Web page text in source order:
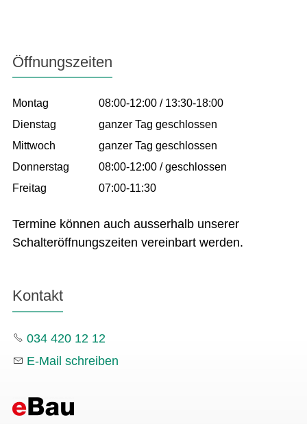
Öffnungszeiten
Montag
08:00-12:00 / 13:30-18:00
Dienstag
ganzer Tag geschlossen
Mittwoch
ganzer Tag geschlossen
Donnerstag
08:00-12:00 / geschlossen
Freitag
07:00-11:30
Termine können auch ausserhalb unserer
Schalteröffnungszeiten vereinbart werden.
Kontakt
034 420 12 12
E-Mail schreiben